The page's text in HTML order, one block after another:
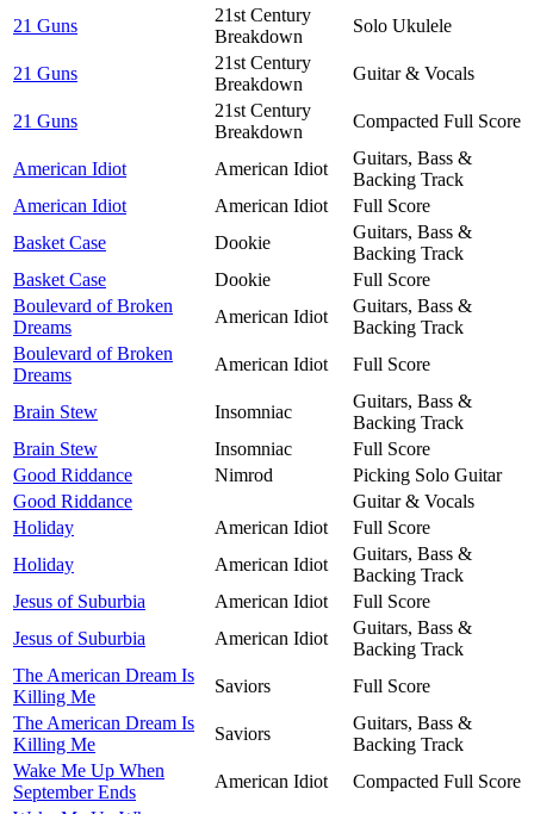
21 Guns
21st Century
Breakdown
Solo Ukulele
21 Guns
21st Century
Breakdown
Guitar & Vocals
21 Guns
21st Century
Breakdown
Compacted Full Score
American Idiot American Idiot
Guitars, Bass &
Backing Track
American Idiot
American Idiot
Full Score
Basket Case
Dookie
Guitars, Bass &
Backing Track
Basket Case
Dookie
Full Score
Boulevard of Broken
Dreams
American Idiot
Guitars, Bass &
Backing Track
Boulevard of Broken
Dreams
American Idiot Full Score
Brain Stew Insomniac
Guitars, Bass &
Backing Track
Brain Stew
Insomniac
Full Score
Good Riddance
Nimrod
Picking Solo Guitar
Good Riddance
Guitar & Vocals
Holiday
American Idiot
Full Score
Holiday
American Idiot
Guitars, Bass &
Backing Track
Jesus of Suburbia
American Idiot
Full Score
Jesus of Suburbia
American Idiot
Guitars, Bass &
Backing Track
The American Dream Is
Killing Me
Saviors
Full Score
The American Dream Is
Killing Me
Saviors
Guitars, Bass &
Backing Track
Wake Me Up When
September Ends
American Idiot
Compacted Full Score